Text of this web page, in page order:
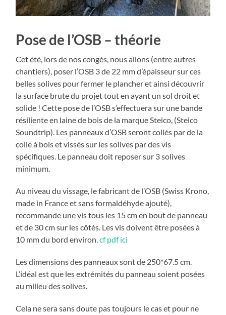
Pose de l’OSB – théorie
Cet été, lors de nos congés, nous allons (entre autres
chantiers), poser l’OSB 3 de 22 mm d’épaisseur sur ces
belles solives pour fermer le plancher et ainsi découvrir
la surface brute du projet tout en ayant un sol droit et
solide ! Cette pose de l’OSB s’effectuera sur une bande
résiliente en laine de bois de la marque Steico, (Steico
Soundtrip). Les panneaux d’OSB seront collés par de la
colle à bois et vissés sur les solives par des vis
spécifiques. Le panneau doit reposer sur 3 solives
minimum.
Au niveau du vissage, le fabricant de l’OSB (Swiss Krono,
made in France et sans formaldéhyde ajouté),
recommande une vis tous les 15 cm en bout de panneau
et de 30 cm sur les côtés. Les vis doivent être posées à
10 mm du bord environ.cf pdf ici
Les dimensions des panneaux sont de 250*67.5 cm.
L’idéal est que les extrémités du panneau soient posées
au milieu des solives.
Cela ne sera sans doute pas toujours le cas et pour ne